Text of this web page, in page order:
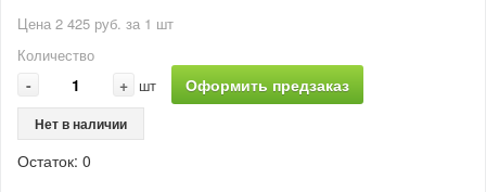
Цена 2 425 руб. за 1 шт
Количество
- + шт Оформить предзаказ
Нет в наличии
Остаток: 0